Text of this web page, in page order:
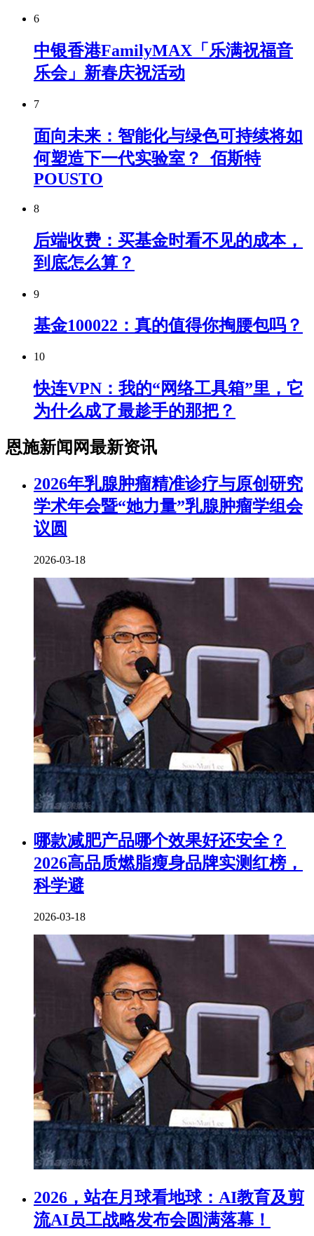
6
中银香港FamilyMAX「乐满祝福音
乐会」新春庆祝活动
7
面向未来：智能化与绿色可持续将如
何塑造下一代实验室？_佰斯特
POUSTO
8
后端收费：买基金时看不见的成本，
到底怎么算？
9
基金100022：真的值得你掏腰包吗？
10
快连VPN：我的“网络工具箱”里，它
为什么成了最趁手的那把？
恩施新闻网最新资讯
2026年乳腺肿瘤精准诊疗与原创研究
学术年会暨“她力量”乳腺肿瘤学组会
议圆
2026-03-18
​哪款减肥产品哪个效果好还安全？
2026高品质燃脂瘦身品牌实测红榜，
科学避
2026-03-18
2026，站在月球看地球：AI教育及剪
流AI员工战略发布会圆满落幕！